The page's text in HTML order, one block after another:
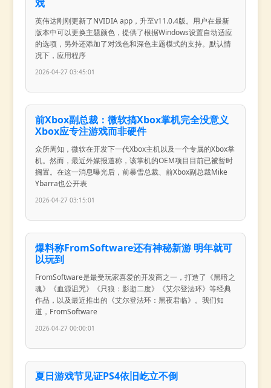
戏
英伟达刚刚更新了NVIDIA app，升至v11.0.4版。用户在最新
版本中可以更换主题颜色，提供了根据Windows设置自动适应
的选项，另外还添加了对浅色和深色主题模式的支持。默认情
况下，应用程序
2026-04-27 03:45:01
前Xbox副总裁：微软搞Xbox掌机完全没意义
Xbox应专注游戏而非硬件
众所周知，微软在开发下一代Xbox主机以及一个专属的Xbox掌
机。然而，最近外媒报道称，该掌机的OEM项目目前已被暂时
搁置。在这一消息曝光后，前暴雪总裁、前Xbox副总裁Mike
Ybarra也公开表
2026-04-27 03:15:01
爆料称FromSoftware还有神秘新游 明年就可
以玩到
FromSoftware是最受玩家喜爱的开发商之一，打造了《黑暗之
魂》《血源诅咒》《只狼：影逝二度》《艾尔登法环》等经典
作品，以及最近推出的《艾尔登法环：黑夜君临》。我们知
道，FromSoftware
2026-04-27 00:00:01
夏日游戏节见证PS4依旧屹立不倒